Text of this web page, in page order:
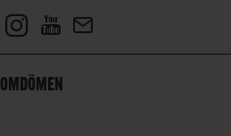
OMDÖMEN